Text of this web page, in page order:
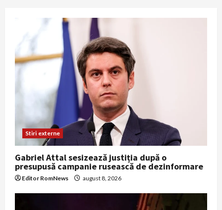
Stiri externe
Gabriel Attal sesizează justiția după o
presupusă campanie rusească de dezinformare
Editor RomNews august 8, 2026